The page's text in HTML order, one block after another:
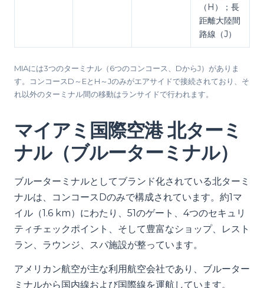
（H）；長
距離大陸間
路線（J）
MIAには3つのターミナル（6つのコンコース、DからJ）がありま
す。コンコースD～EとH～Jのみがエアサイドで接続されており、そ
れ以外のターミナル間の移動はランサイドで行われます。
マイアミ国際空港 北ターミ
ナル（ブルーターミナル）
ブルーターミナルとしてブランド化されている北ターミ
ナルは、コンコースDのみで構成されています。約1マ
イル（1.6 km）にわたり、51のゲート、4つのセキュリ
ティチェックポイント、そして豊富なショップ、レスト
ラン、ラウンジ、スパ施設が整っています。
アメリカン航空が主な利用航空会社であり、ブルーター
ミナルから国内線および国際線を運航しています。